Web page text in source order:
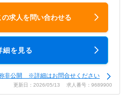
の求人を問い合わせる
細を見る
非公開 ※詳細はお問合せください
更新日：2026/05/13 求人番号：9689900